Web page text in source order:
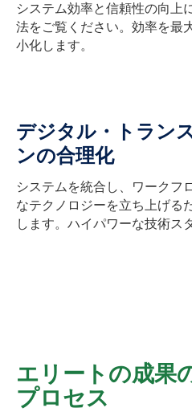
システム効率と信頼性の向上
法をご覧ください。効率を最
小化します。
デジタル・トラン
ンの合理化
システムを統合し、ワークフ
なテクノロジーを立ち上げる
します。ハイパワーな技術ス
エリートの成果
プロセス